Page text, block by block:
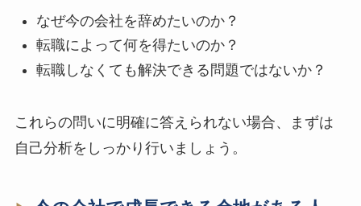
なぜ今の会社を辞めたいのか？
転職によって何を得たいのか？
転職しなくても解決できる問題ではないか？
これらの問いに明確に答えられない場合、まずは
自己分析をしっかり行いましょう。